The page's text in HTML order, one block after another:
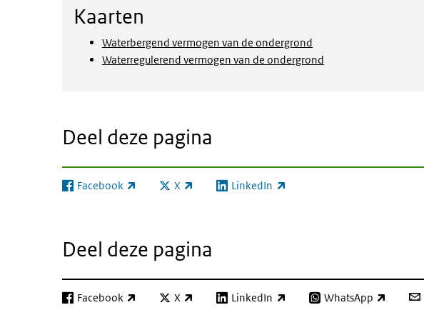
Kaarten
Waterbergend vermogen van de ondergrond
Waterregulerend vermogen van de ondergrond
Deel deze pagina
Facebook
(externe link) X
(externe link) LinkedIn
(externe link)
Deel deze pagina
Facebook
(externe link) X
(externe link) LinkedIn
(externe link) WhatsApp
(externe link)